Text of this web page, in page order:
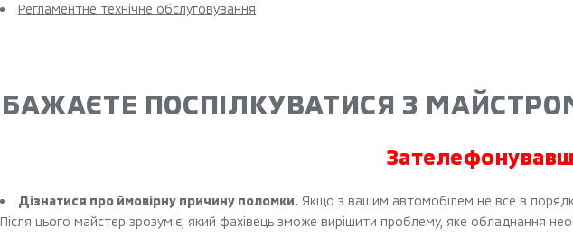
Регламентне технічне обслуговування
БАЖАЄТЕ ПОСПІЛКУВАТИСЯ З
Дізнатися про ймовірну причину поломки. Якщо з вашим автомобілем не все в
Після цього майстер зрозуміє, який фахівець зможе вирішити проблему, яке обладнання